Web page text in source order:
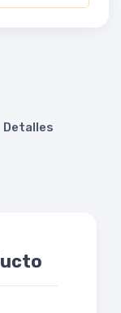
Detalles